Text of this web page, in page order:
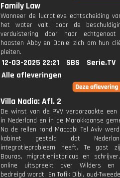
Family Law
Wanneer de lucratieve echtscheiding
het water valt, door de
verduistering door haar echtgenoot
haasten Abby en Daniel zich om hun
pleiten.
12-03-2025 22:21 SBS
Serie.TV
Alle afleveringen
Villa Nadia: Afl. 2
De winst van de PVV veroorzaakte een
in Nederland en in de Marokkaanse
Na de rellen rond Maccabi Tel Aviv
kabinet gesteld dat
integratieprobleem heeft. Te gast
Bouras, migratiehistoricus en
online uitspreekt over Wilders en
bedreigd wordt. En Tofik Dibi, oud-